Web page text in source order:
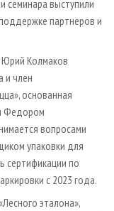
семинара выступили
партнеров и
Колмаков
и член
основанная
Федором
вопросами
упаковки для
сертификации по
с 2023 года.
эталона»,